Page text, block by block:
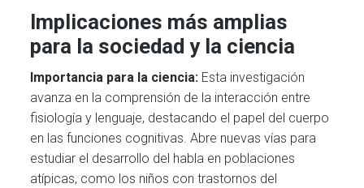
Implicaciones más amplias
para la sociedad y la ciencia
Importancia para la ciencia: Esta investigación
avanza en la comprensión de la interacción entre
fisiología y lenguaje, destacando el papel del cuerpo
en las funciones cognitivas. Abre nuevas vías para
estudiar el desarrollo del habla en poblaciones
atípicas, como los niños con trastornos del